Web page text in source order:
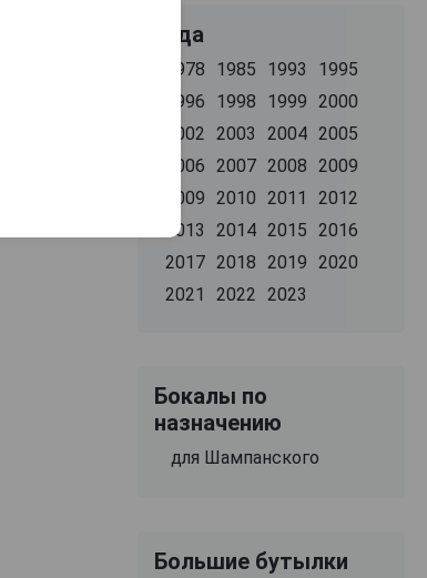
Года
1978 1985 1993
1995
1996
1998 1999
2000
2002
2003 2004 2005
2006
2007 2008
2009
2009
2010 2011
2012
2013
2014 2015
2016
2017 2018 2019
2020
2021
2022 2023
Бокалы по
назначению
для Шампанского
Большие бутылки